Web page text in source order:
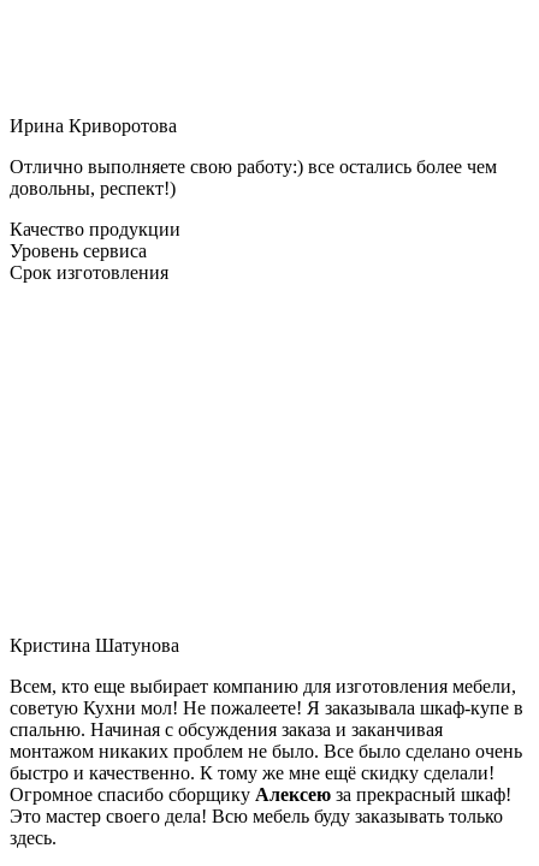
Ирина Криворотова
Отлично выполняете свою работу:) все остались более чем
довольны, респект!)
Качество продукции
Уровень сервиса
Срок изготовления
Кристина Шатунова
Всем, кто еще выбирает компанию для изготовления мебели,
советую Кухни мол! Не пожалеете! Я заказывала шкаф-купе в
спальню. Начиная с обсуждения заказа и заканчивая
монтажом никаких проблем не было. Все было сделано очень
быстро и качественно. К тому же мне ещё скидку сделали!
Огромное спасибо сборщику Алексею за прекрасный шкаф!
Это мастер своего дела! Всю мебель буду заказывать только
здесь.